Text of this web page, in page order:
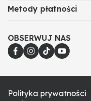
Metody płatności
OBSERWUJ NAS
Polityka prywatności